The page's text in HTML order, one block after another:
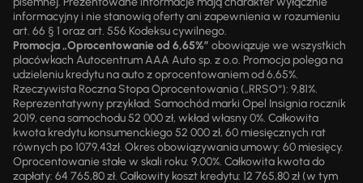
informacyjny i nie stanowią oferty ani zapewnienia w rozumieniu
art. 66 § 1 oraz art. 556 Kodeksu cywilnego.
Promocja „Oprocentowanie od 6,65%” obowiązuje we wszystkich
placówkach Autocentrum AAA Auto sp. z o.o. Promocja polega na
udzieleniu kredytu na auto z oprocentowaniem od 6,65%.
Rzeczywista Roczna Stopa Oprocentowania („RRSO“): 9,81%.
Reprezentatywny przykład: Samochód marki Opel Insignia rocznik
2019, cena samochodu 52 000 zł, wkład własny 0%. Całkowita
kwota kredytu konsumenckiego 52 000 zł, 60 miesięcznych rat
równych po 1079,43zł. Okres obowiązywania umowy: 60 miesięcy.
Oprocentowanie stałe w skali roku: 9,00%. Całkowita kwota do
zapłaty: 64 765,80 zł. Całkowity koszt kredytu: 12 765,80 zł (w tym